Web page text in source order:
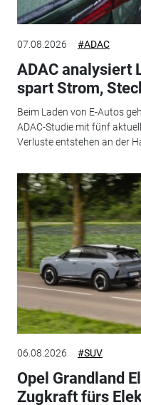
07.08.2026 #ADAC
ADAC analysiert
spart Strom,
Beim Laden von E-Autos
ADAC-Studie mit fünf
Verluste entstehen an der
06.08.2026 #SUV
Opel Grandland
Zugkraft fürs